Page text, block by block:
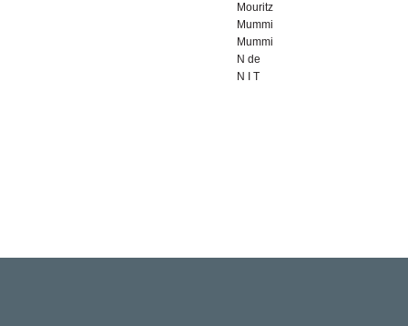
Mouritz
Mummi
Mummi
N de
N I T